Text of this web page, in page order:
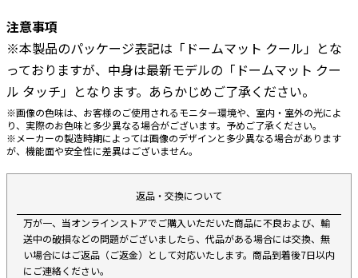
注意事項
※本製品のパッケージ表記は「ドームマット クール」とな
っておりますが、中身は最新モデルの「ドームマット クー
ル タッチ」となります。あらかじめご了承ください。
※画像の色味は、お客様のご使用されるモニター環境や、室内・室外の光によ
り、実際のお色味と多少異なる場合がございます。予めご了承ください。
※メーカーの製造時期によっては画像のデザインと多少異なる場合があります
が、機能面や安全性に差異はございません。
返品・交換について
万が一、当オンラインストアでご購入いただいた商品に不良および、輸
送中の破損などの問題がございましたら、代品がある場合には交換、無
い場合にはご返品（ご返金）として対応いたします。商品到着後7日以内
にご連絡ください。